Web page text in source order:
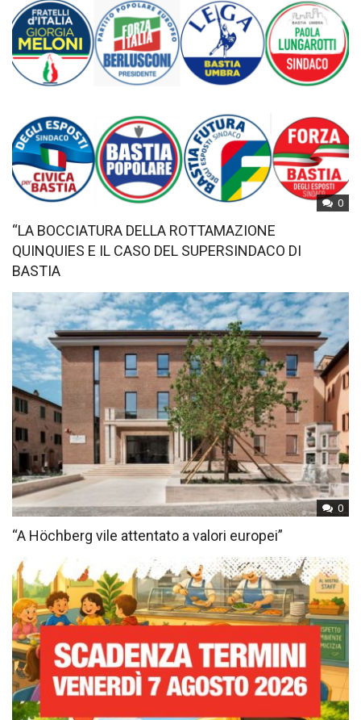
0
“LA BOCCIATURA DELLA ROTTAMAZIONE
QUINQUIES E IL CASO DEL SUPERSINDACO DI
BASTIA
0
“A Höchberg vile attentato a valori europei”